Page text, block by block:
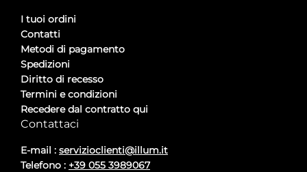
I tuoi ordini
Contatti
Metodi di pagamento
Spedizioni
Diritto di recesso
Termini e condizioni
Recedere dal contratto qui
Contattaci
E-mail : servizioclienti@illum.it
Telefono : +39 055 3989067